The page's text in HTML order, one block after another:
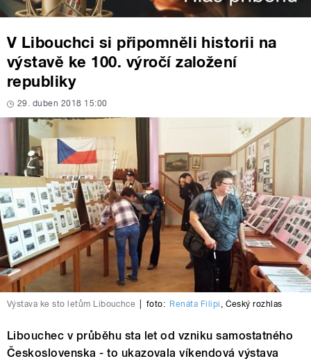
V Libouchci si připomněli historii na
výstavě ke 100. výročí založení
republiky
29. duben 2018 15:00
Výstava ke sto letům Libouchce foto: Renáta Filipi , Český rozhlas
Libouchec v průběhu sta let od vzniku samostatného
Československa - to ukazovala víkendová výstava